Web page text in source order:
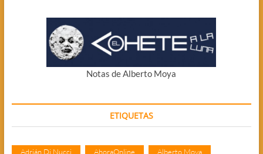
Notas de Alberto Moya
ETIQUETAS
Adrián Di Nucci AhoraOnline Alberto Moya